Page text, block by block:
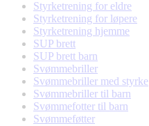
Styrketrening for eldre
Styrketrening for løpere
Styrketrening hjemme
SUP brett
SUP brett barn
Svømmebriller
Svømmebriller med styrke
Svømmebriller til barn
Svømmefotter til barn
Svømmeføtter